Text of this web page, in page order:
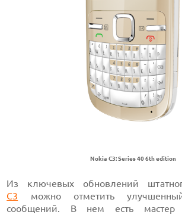
Nokia C3: Series 40 6th edition
Из ключевых обновлений
C3 можно отметить
сообщений. В нем есть мастер